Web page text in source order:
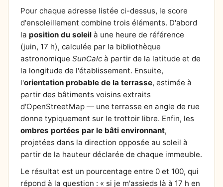
Pour chaque adresse listée ci-dessus, le score
d'ensoleillement combine trois éléments. D'abord
la position du soleil à une heure de référence
(juin, 17 h), calculée par la bibliothèque
astronomique SunCalc à partir de la latitude et de
la longitude de l'établissement. Ensuite,
l'orientation probable de la terrasse, estimée à
partir des bâtiments voisins extraits
d'OpenStreetMap — une terrasse en angle de rue
donne typiquement sur le trottoir libre. Enfin, les
ombres portées par le bâti environnant,
projetées dans la direction opposée au soleil à
partir de la hauteur déclarée de chaque immeuble.
Le résultat est un pourcentage entre 0 et 100, qui
répond à la question : « si je m'assieds là à 17 h en